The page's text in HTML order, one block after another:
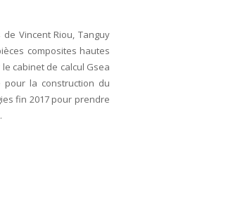
Vincent Riou, Tanguy
composites hautes
cabinet de calcul Gsea
pour la construction du
fin 2017 pour prendre